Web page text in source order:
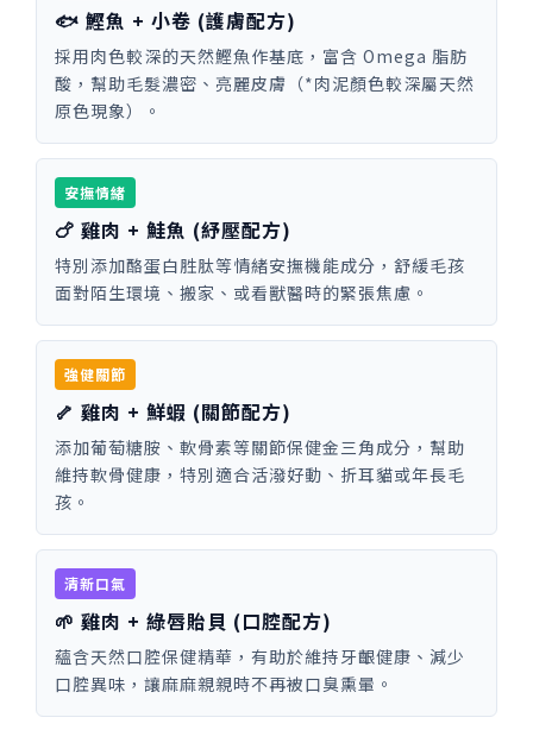
🐟 鰹魚 + 小卷 (護膚配方)
採用肉色較深的天然鰹魚作基底，富含 Omega 脂肪
酸，幫助毛髮濃密、亮麗皮膚（*肉泥顏色較深屬天然
原色現象）。
安撫情緒
🍗 雞肉 + 鮭魚 (紓壓配方)
特別添加酪蛋白胜肽等情緒安撫機能成分，舒緩毛孩
面對陌生環境、搬家、或看獸醫時的緊張焦慮。
強健關節
🦴 雞肉 + 鮮蝦 (關節配方)
添加葡萄糖胺、軟骨素等關節保健金三角成分，幫助
維持軟骨健康，特別適合活潑好動、折耳貓或年長毛
孩。
清新口氣
🌱 雞肉 + 綠唇貽貝 (口腔配方)
蘊含天然口腔保健精華，有助於維持牙齦健康、減少
口腔異味，讓麻麻親親時不再被口臭熏暈。